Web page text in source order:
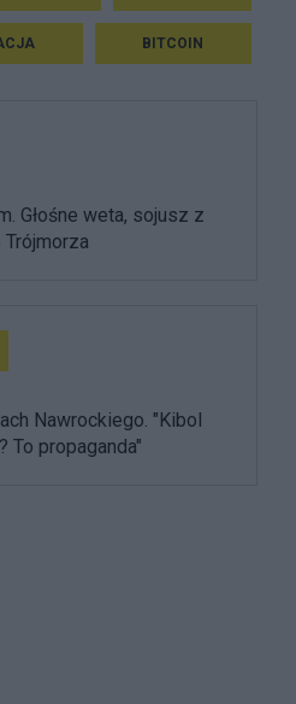
BITCOIN
Głośne weta, sojusz z
Nawrockiego. "Kibol
To propaganda"